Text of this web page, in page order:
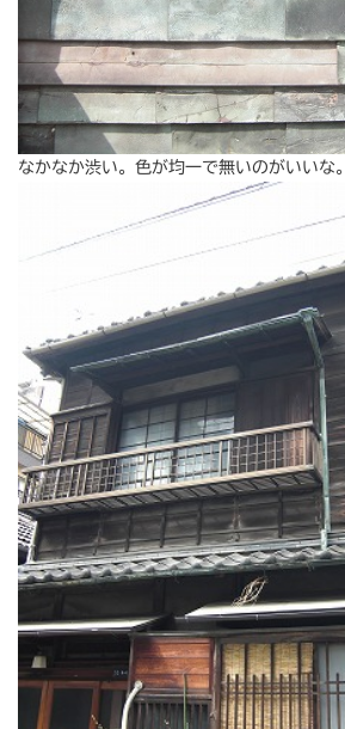
なかなか渋い。色が均一で無いのがいいな。